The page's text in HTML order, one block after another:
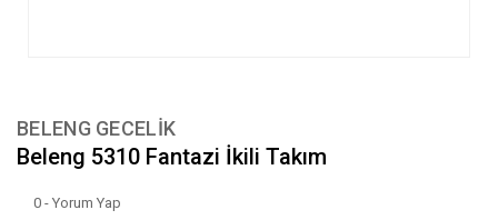
BELENG GECELİK
Beleng 5310 Fantazi İkili Takım
0 - Yorum Yap